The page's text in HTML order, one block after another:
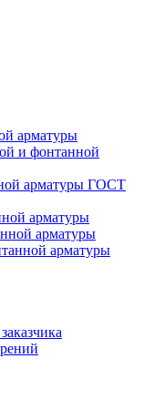
арматуры
и фонтанной
арматуры ГОСТ
арматуры
арматуры
арматуры